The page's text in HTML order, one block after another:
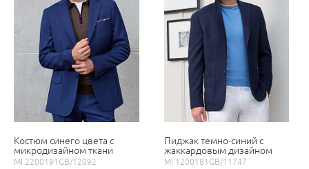
Костюм синего цвета с
микродизайном ткани
MI 2200191GB/12092
Пиджак темно-синий с
жаккардовым дизайном
MI 1200181GB/11747